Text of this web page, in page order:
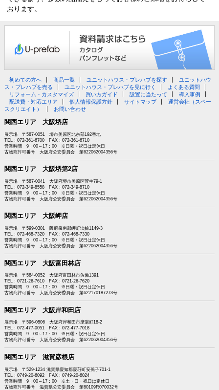
おります。
初めての方へ 商品一覧 ユニットハウス・プレハブを探す
ユニットハウ
ス・プレハブを売る
ユニットハウス・プレハブを見に行く
よくある質問
リフォーム・カスタマイズ
買い方ガイド 設置に当たって
導入事例
配送費・対応エリア
個人情報保護方針 サイトマップ
運営会社（スペー
スクリエイト）
お問い合わせ
関西エリア 大阪堺店
展示場 〒587-0051 堺市美原区北余部192番地
TEL：072-361-6700 FAX：072-361-6710
営業時間 9：00～17：00 ※日曜・祝日は定休日
古物商許可番号 大阪府公安委員会 第622062004356号
関西エリア 大阪堺第2店
展示場 〒587-0041 大阪府堺市美原区菅生79-1
TEL：072-349-8558 FAX：072-349-8710
営業時間 9：00～17：00 ※日曜・祝日は定休日
古物商許可番号 大阪府公安委員会 第622062004356号
関西エリア 大阪岬店
展示場 〒599-0301 阪府泉南郡岬町淡輪1149-3
TEL：072-468-7320 FAX：072-468-7330
営業時間 9：00～17：00 ※日曜・祝日は定休日
古物商許可番号 大阪府公安委員会 第622062004356号
関西エリア 大阪富田林店
展示場 〒584-0052 大阪府富田林市佐備1391
TEL：0721-26-7610 FAX：0721-26-7620
営業時間 9：00～17：00 ※日曜・祝日は定休日
古物商許可番号 大阪府公安委員会 第622170187273号
関西エリア 大阪岸和田店
展示場 〒596-0806 大阪府岸和田市摩湯町18-2
TEL：072-477-0051 FAX：072-477-7018
営業時間 9：00～17：00 ※日曜・祝日は定休日
古物商許可番号 大阪府公安委員会 第622062004356号
関西エリア 滋賀彦根店
展示場 〒529-1234 滋賀県愛知郡愛荘町安孫子701-1
TEL：0749-20-6092 FAX：0749-20-6024
営業時間 9：00～17：00 ※土・日・祝日は定休日
古物商許可番号 滋賀県公安委員会 第60109R070032号